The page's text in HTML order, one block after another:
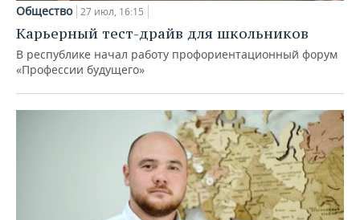
Общество 27 июл, 16:15
Карьерный тест-драйв для школьников
В республике начал работу профориентационный форум
«Профессии будущего»